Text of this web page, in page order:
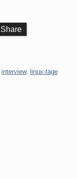
Share
interview, linux-tage